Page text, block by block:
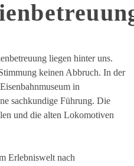
liegen hinter uns.
keinen Abbruch. In der
in
sachkundige Führung. Die
und die alten Lokomotiven
Erlebniswelt nach